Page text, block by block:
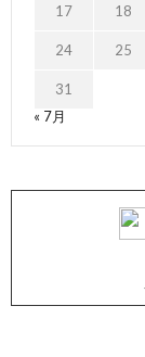
17 18
24 25
31
« 7月